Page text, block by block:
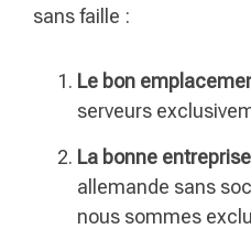
sans faille :
Le bon
serveurs
La bonne
allemande sans
nous sommes